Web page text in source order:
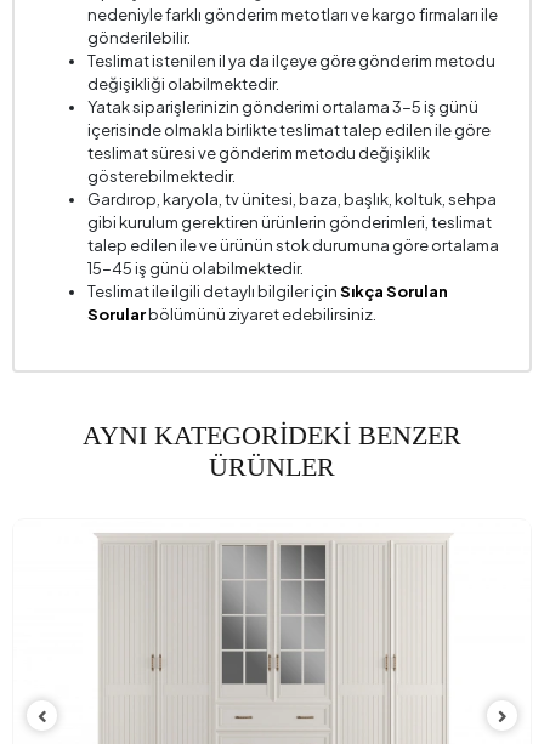
Yükseklik (mm)
nedeniyle farklı gönderim metotları ve kargo firmaları ile
gönderilebilir.
Teslimat istenilen il ya da ilçeye göre gönderim metodu
değişikliği olabilmektedir.
Yatak siparişlerinizin gönderimi ortalama 3-5 iş günü
içerisinde olmakla birlikte teslimat talep edilen ile göre
teslimat süresi ve gönderim metodu değişiklik
gösterebilmektedir.
Gardırop, karyola, tv ünitesi, baza, başlık, koltuk, sehpa
gibi kurulum gerektiren ürünlerin gönderimleri, teslimat
talep edilen ile ve ürünün stok durumuna göre ortalama
15-45 iş günü olabilmektedir.
Teslimat ile ilgili detaylı bilgiler içinSıkça Sorulan
Sorularbölümünü ziyaret edebilirsiniz.
AYNI KATEGORİDEKİ BENZER
ÜRÜNLER